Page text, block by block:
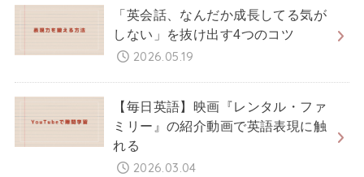
「英会話、なんだか成長してる気が
しない」を抜け出す4つのコツ
2026.05.19
【毎日英語】映画『レンタル・ファ
ミリー』の紹介動画で英語表現に触
れる
2026.03.04